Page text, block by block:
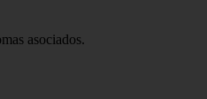
asociados.